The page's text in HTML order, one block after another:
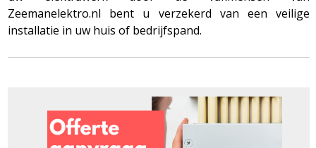
Zeemanelektro.nl bent u verzekerd van een veilige
installatie in uw huis of bedrijfspand.